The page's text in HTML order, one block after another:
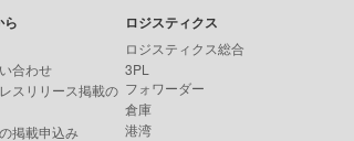
合わせ
スリリース掲載の
掲載申込み
ロジスティクス
ロジスティクス総合
3PL
フォワーダー
倉庫
港湾